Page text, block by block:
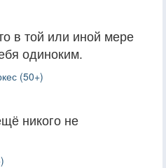
в той или иной мере
одиноким.
(50+)
никого не